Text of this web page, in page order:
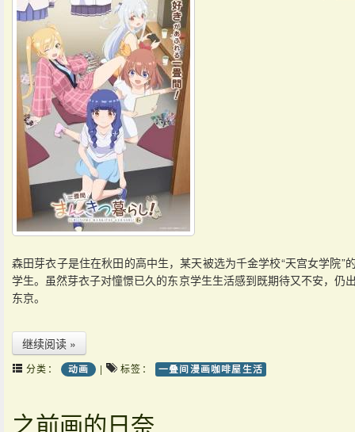
森田芽衣子是住在秋田的高中生，某天被选为千金学校“天宫女学院”
学生。虽然芽衣子对憧憬已久的东京学生生活感到既期待又不安，仍
东京。
继续阅读 »
分类： 动画 | 标签： 一叠间漫画咖啡屋生活
之前画的日奈